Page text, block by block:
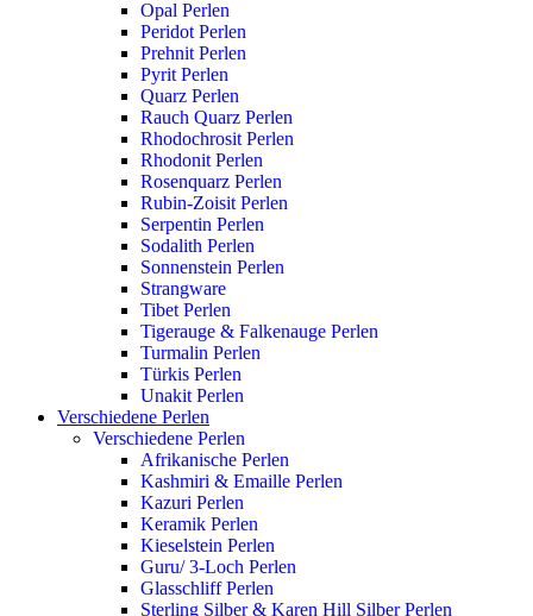
Opal Perlen
Peridot Perlen
Prehnit Perlen
Pyrit Perlen
Quarz Perlen
Rauch Quarz Perlen
Rhodochrosit Perlen
Rhodonit Perlen
Rosenquarz Perlen
Rubin-Zoisit Perlen
Serpentin Perlen
Sodalith Perlen
Sonnenstein Perlen
Strangware
Tibet Perlen
Tigerauge & Falkenauge Perlen
Turmalin Perlen
Türkis Perlen
Unakit Perlen
Verschiedene Perlen
Verschiedene Perlen
Afrikanische Perlen
Kashmiri & Emaille Perlen
Kazuri Perlen
Keramik Perlen
Kieselstein Perlen
Guru/ 3-Loch Perlen
Glasschliff Perlen
Sterling Silber & Karen Hill Silber Perlen